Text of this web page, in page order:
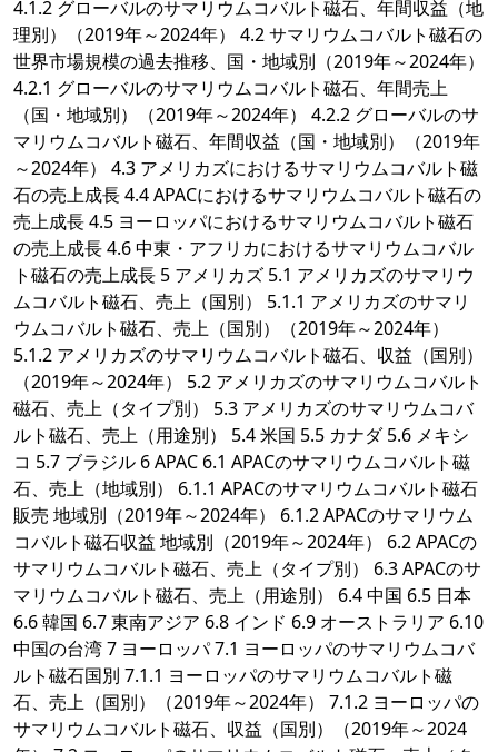
4.1.2 グローバルのサマリウムコバルト磁石、年間収益（地
理別）（2019年～2024年） 4.2 サマリウムコバルト磁石の
世界市場規模の過去推移、国・地域別（2019年～2024年）
4.2.1 グローバルのサマリウムコバルト磁石、年間売上
（国・地域別）（2019年～2024年） 4.2.2 グローバルのサ
マリウムコバルト磁石、年間収益（国・地域別）（2019年
～2024年） 4.3 アメリカズにおけるサマリウムコバルト磁
石の売上成長 4.4 APACにおけるサマリウムコバルト磁石の
売上成長 4.5 ヨーロッパにおけるサマリウムコバルト磁石
の売上成長 4.6 中東・アフリカにおけるサマリウムコバル
ト磁石の売上成長 5 アメリカズ 5.1 アメリカズのサマリウ
ムコバルト磁石、売上（国別） 5.1.1 アメリカズのサマリ
ウムコバルト磁石、売上（国別）（2019年～2024年）
5.1.2 アメリカズのサマリウムコバルト磁石、収益（国別）
（2019年～2024年） 5.2 アメリカズのサマリウムコバルト
磁石、売上（タイプ別） 5.3 アメリカズのサマリウムコバ
ルト磁石、売上（用途別） 5.4 米国 5.5 カナダ 5.6 メキシ
コ 5.7 ブラジル 6 APAC 6.1 APACのサマリウムコバルト磁
石、売上（地域別） 6.1.1 APACのサマリウムコバルト磁石
販売 地域別（2019年～2024年） 6.1.2 APACのサマリウム
コバルト磁石収益 地域別（2019年～2024年） 6.2 APACの
サマリウムコバルト磁石、売上（タイプ別） 6.3 APACのサ
マリウムコバルト磁石、売上（用途別） 6.4 中国 6.5 日本
6.6 韓国 6.7 東南アジア 6.8 インド 6.9 オーストラリア 6.10
中国の台湾 7 ヨーロッパ 7.1 ヨーロッパのサマリウムコバ
ルト磁石国別 7.1.1 ヨーロッパのサマリウムコバルト磁
石、売上（国別）（2019年～2024年） 7.1.2 ヨーロッパの
サマリウムコバルト磁石、収益（国別）（2019年～2024